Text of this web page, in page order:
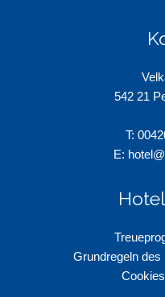
542 21
T: 00
E:
Grundregeln